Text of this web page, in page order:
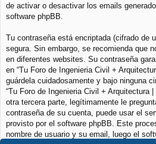
de activar o desactivar los emails
software phpBB.
Tu contraseña está encriptada (cifrado de
segura. Sin embargo, se recomienda que
en diferentes websites. Su contraseña
en “Tu Foro de Ingenieria Civil +
guárdela cuidadosamente y bajo ninguna
“Tu Foro de Ingenieria Civil + Arquitectura
otra tercera parte, legítimamente le
contraseña de su cuenta, puede usar el
provisto por el software phpBB. Este
nombre de usuario y su email, luego el